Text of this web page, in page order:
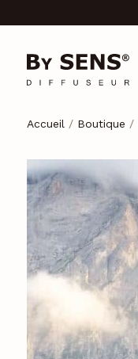
Accueil / Boutique /